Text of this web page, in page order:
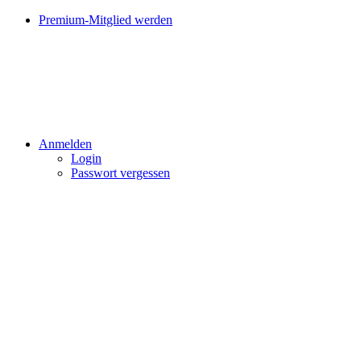
Premium-Mitglied werden
Anmelden
Login
Passwort vergessen